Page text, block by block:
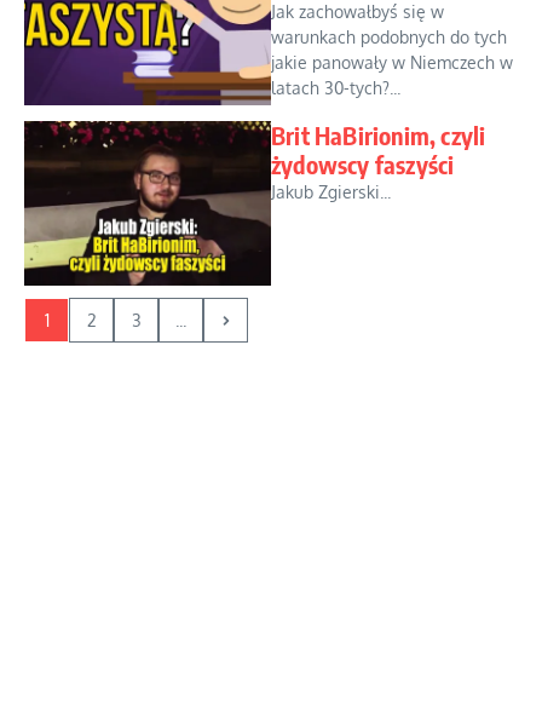
Jak zachowałbyś się w
warunkach podobnych do tych
jakie panowały w Niemczech w
latach 30-tych?...
Brit HaBirionim, czyli
żydowscy faszyści
Jakub Zgierski...
1 2 3